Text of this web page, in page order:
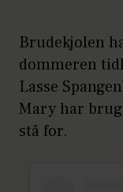
Brudekjolen
dommeren
Lasse
Mary har
stå for.